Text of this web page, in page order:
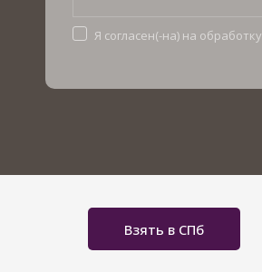
Я согласен(-на) на обработку
Взять в СПб